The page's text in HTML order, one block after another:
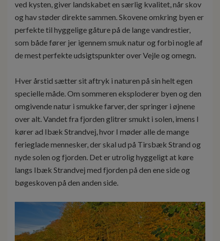
ved kysten, giver landskabet en særlig kvalitet, når skov
og hav støder direkte sammen. Skovene omkring byen er
perfekte til hyggelige gåture på de lange vandrestier,
som både fører jer igennem smuk natur og forbi nogle af
de mest perfekte udsigtspunkter over Vejle og omegn.
Hver årstid sætter sit aftryk i naturen på sin helt egen
specielle måde. Om sommeren eksploderer byen og den
omgivende natur i smukke farver, der springer i øjnene
over alt. Vandet fra fjorden glitrer smukt i solen, imens I
kører ad Ibæk Strandvej, hvor I møder alle de mange
ferieglade mennesker, der skal ud på Tirsbæk Strand og
nyde solen og fjorden. Det er utrolig hyggeligt at køre
langs Ibæk Strandvej med fjorden på den ene side og
bøgeskoven på den anden side.